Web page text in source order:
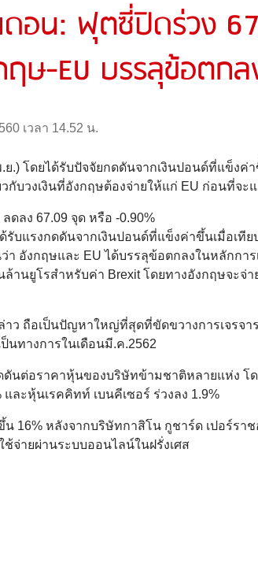
อน: ฟุตซี่ปิดร่วง
ษ-EU บรรลุข้อตกล
เวลา 14.52 น.
.) โดยได้รับปัจจัยกดดันจากเงินปอนด์ที่แข็งค่
กับวงเงินที่อังกฤษต้องจ่ายให้แก่ EU ก่อนที่จะ
ดลง 67.09 จุด หรือ -0.90%
บแรงกดดันจากเงินปอนด์ที่แข็งค่าขึ้นเมื่อเที
า อังกฤษและ EU ได้บรรลุข้อตกลงในหลักกา
านยูโรสำหรับค่า Brexit โดยทางอังกฤษจะจ่า
าว ถือเป็นปัญหาใหญ่ที่สุดที่ขัดขวางการเจรจ
นทางการในเดือนมี.ค.2562
ดันต่อราคาหุ้นของบริษัทข้ามชาติหลายแห่ง โ
ละหุ้นเรคคิทท์ เบนคีเซอร์ ร่วงลง 1.9%
16% หลังจากบริษัทกาสิโน กูชาร์ด เปอร์รา
จ่ายผ่านระบบออนไลน์ในฝรั่งเศส